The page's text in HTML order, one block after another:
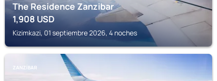
The Residence Zanzibar
1,908 USD
Kizimkazi, 01 septiembre 2026, 4 noches
ZANZÍBAR